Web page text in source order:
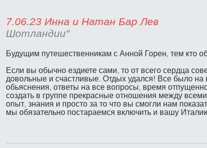
7.06.23 Инна и Натан Бар
Шотландии"
Будущим путешественникам с Анной Горен, тем кто
Если вы обычно ездиете сами, то от всего сердца
довольные и счастливые. Отдых удался! Все было на
обьяснения, ответы на все вопросы, время
создать в группе прекрасные отношения между
опыт, знания и просто за то что вы смогли нам
мы обязательно постараемся включить и вашу